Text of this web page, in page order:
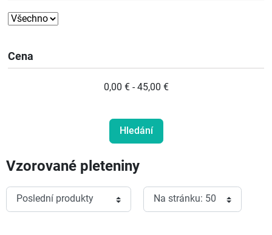
Cena
0,00 € - 45,00 €
Vzorované pleteniny